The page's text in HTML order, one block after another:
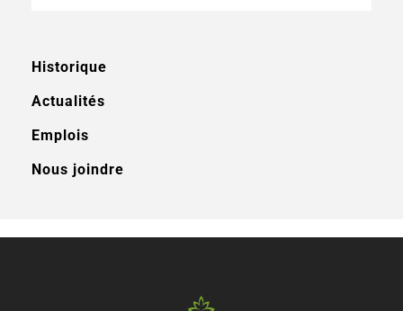
Historique
Actualités
Emplois
Nous joindre